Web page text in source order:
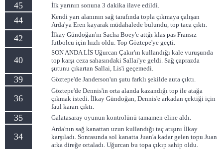
45 İlk yarının sonuna 3 dakika ilave edildi.
44
Kendi yarı alanının sağ tarafında topla çıkmaya çalışan
Arda'ya Eren kayarak müdahalede bulundu, top taca çıktı.
42
İlkay Gündoğan'ın Sacha Boey'e attğı klas pas Fransız
futbolcu için hızlı oldu. Top Göztepe'ye geçti.
40
SON ANDA LİS Uğurcan Çakır'ın kullandığı kale vuruşunda
top karşı ceza sahasındaki Sallai'ye geldi. Sağ çaprazda
şutunu çıkartan Sallai, Lis'i geçemedi.
39 Göztepe'de Janderson'un şutu farklı şekilde auta çıktı.
36
Göztepe'de Dennis'in orta alanda kazandığı top ile atağa
çıkmak istedi. İlkay Gündoğan, Dennis'e arkadan çektiği için
faul kararı çıktı.
35 Galatasaray oyunun kontrolünü tamamen eline aldı.
34
Arda'nın sağ kanattan uzun kullandığı taç atışını İlkay
karşıladı. Sonrasında sol kanatta Juan'a kadar gelen topu Juan
arka direğe ortaladı. Uğurcan bu topa çıkıp sahip oldu.